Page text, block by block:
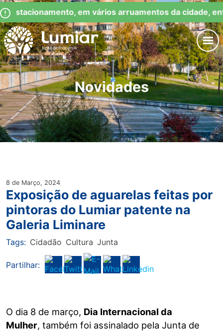
Observação:
este
site
inclui
um
sistema
de
acessibilidade.
Skip
to
content
Estacionamento, em vários arruamentos da cidade,
Junta de Freguesia Lumiar
Novidades
8 de Março, 2024
Exposição de aguarelas feitas por
pintoras do Lumiar patente na
Galeria Liminare
Tags: Cidadão Cultura Junta
Partilhar:
O dia 8 de março, Dia Internacional da
Mulher, também foi assinalado pela Junta de